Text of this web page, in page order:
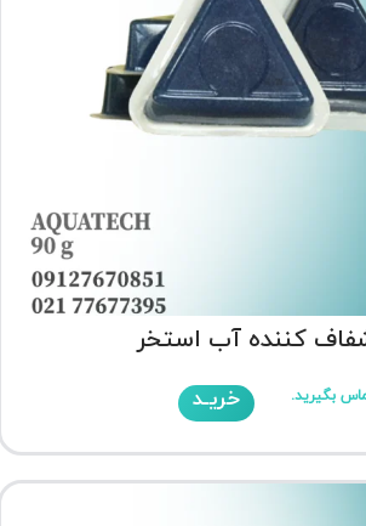
کننده آب استخر
بگیرید. خریـد